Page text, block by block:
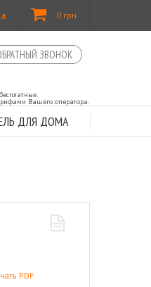
0 грн
ЗВОНОК
Вашего оператора.
ДЛЯ ДОМА
PDF